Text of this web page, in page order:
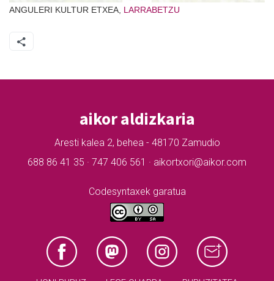
ANGULERI KULTUR ETXEA, LARRABETZU
aikor aldizkaria
Aresti kalea 2, behea - 48170 Zamudio
688 86 41 35 · 747 406 561 · aikortxori@aikor.com
Codesyntaxek garatua